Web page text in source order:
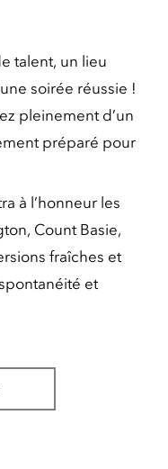
talent, un lieu
soirée réussie !
pleinement d’un
préparé pour
à l’honneur les
Count Basie,
fraîches et
et